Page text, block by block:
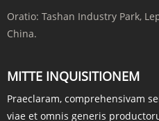
Oratio: Tashan Industry Park,
China.
MITTE INQUISITIONEM
Praeclaram, comprehensivam
viae et omnis generis